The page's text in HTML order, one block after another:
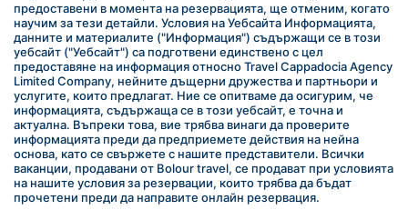
предоставени в момента на резервацията, ще отменим, когато
научим за тези детайли. Условия на Уебсайта Информацията,
данните и материалите ("Информация") съдържащи се в този
уебсайт ("Уебсайт") са подготвени единствено с цел
предоставяне на информация относно Travel Cappadocia Agency
Limited Company, нейните дъщерни дружества и партньори и
услугите, които предлагат. Ние се опитваме да осигурим, че
информацията, съдържаща се в този уебсайт, е точна и
актуална. Въпреки това, вие трябва винаги да проверите
информацията преди да предприемете действия на нейна
основа, като се свържете с нашите представители. Всички
ваканции, продавани от Bolour travel, се продават при условията
на нашите условия за резервации, които трябва да бъдат
прочетени преди да направите онлайн резервация.